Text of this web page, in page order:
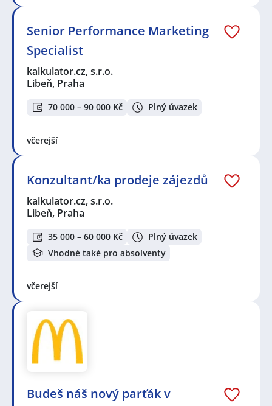
Senior Performance Marketing
Specialist
kalkulator.cz, s.r.o.
Libeň, Praha
70 000 – 90 000 Kč Plný úvazek
včerejší
Konzultant/ka prodeje zájezdů
kalkulator.cz, s.r.o.
Libeň, Praha
35 000 – 60 000 Kč
Plný úvazek
Vhodné také pro absolventy
včerejší
Budeš náš nový parťák v